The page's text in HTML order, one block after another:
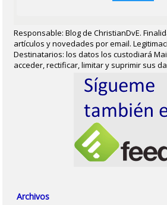
Responsable: Blog de ChristianDvE.
artículos y novedades por email.
Destinatarios: los datos los custodiará
acceder, rectificar, limitar y suprimir sus
Archivos